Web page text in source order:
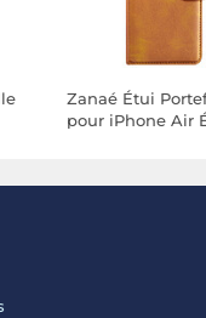
Zanaé Étui
pour iPhone Air